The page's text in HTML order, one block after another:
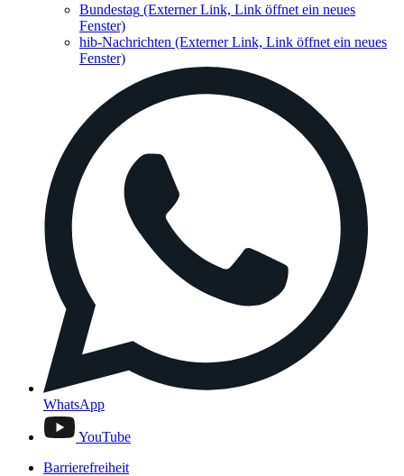
Bundestag (Externer Link, Link öffnet ein neues
Fenster)
hib-Nachrichten (Externer Link, Link öffnet ein neues
Fenster)
WhatsApp
YouTube
Barrierefreiheit